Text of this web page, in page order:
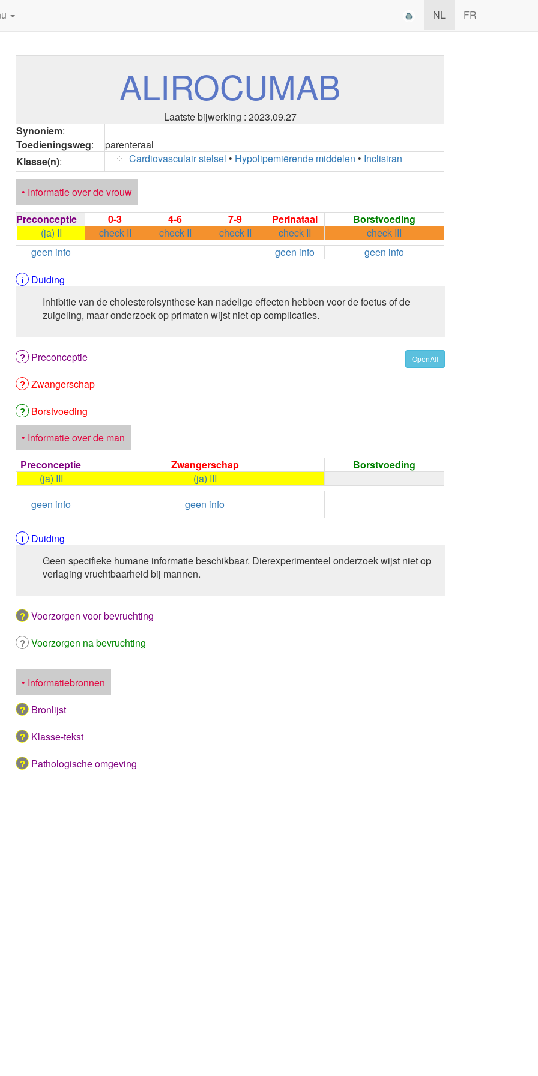
NL FR
ALIROCUMAB
Laatste bijwerking : 2023.09.27
Synoniem:
Toedieningsweg:
parenteraal
Klasse(n): Cardiovasculair stelsel • Hypolipemiërende middelen • Inclisiran
• Informatie over de vrouw
Preconceptie
0-3 4-6 7-9 Perinataal
Borstvoeding
(ja) II
check II check II check II check II
check III
geen info
geen info
geen info
Duiding
Inhibitie van de cholesterolsynthese kan nadelige effecten hebben voor de foetus of de
zuigeling, maar onderzoek op primaten wijst niet op complicaties.
OpenAll
Preconceptie
Zwangerschap
Borstvoeding
• Informatie over de man
Preconceptie
Zwangerschap
Borstvoeding
(ja) III
(ja) III
geen info
geen info
Duiding
Geen specifieke humane informatie beschikbaar. Dierexperimenteel onderzoek wijst niet op
verlaging vruchtbaarheid bij mannen.
Voorzorgen voor bevruchting
Voorzorgen na bevruchting
• Informatiebronnen
Bronlijst
Klasse-tekst
Pathologische omgeving